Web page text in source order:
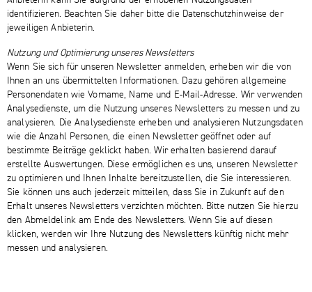
identifizieren. Beachten Sie daher bitte die Datenschutzhinweise der
jeweiligen Anbieterin.
Nutzung und Optimierung unseres Newsletters
Wenn Sie sich für unseren Newsletter anmelden, erheben wir die von
Ihnen an uns übermittelten Informationen. Dazu gehören allgemeine
Personendaten wie Vorname, Name und E-Mail-Adresse. Wir verwenden
Analysedienste, um die Nutzung unseres Newsletters zu messen und zu
analysieren. Die Analysedienste erheben und analysieren Nutzungsdaten
wie die Anzahl Personen, die einen Newsletter geöffnet oder auf
bestimmte Beiträge geklickt haben. Wir erhalten basierend darauf
erstellte Auswertungen. Diese ermöglichen es uns, unseren Newsletter
zu optimieren und Ihnen Inhalte bereitzustellen, die Sie interessieren.
Sie können uns auch jederzeit mitteilen, dass Sie in Zukunft auf den
Erhalt unseres Newsletters verzichten möchten. Bitte nutzen Sie hierzu
den Abmeldelink am Ende des Newsletters. Wenn Sie auf diesen
klicken, werden wir Ihre Nutzung des Newsletters künftig nicht mehr
messen und analysieren.